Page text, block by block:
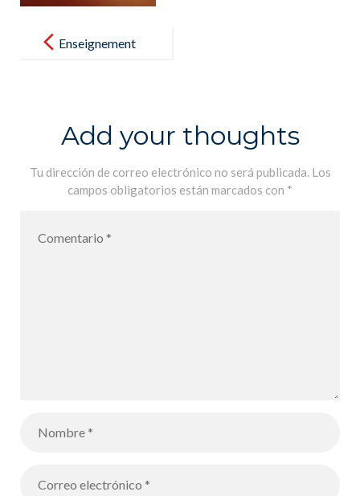
navigationEnseignement
Add your thoughts
Tu dirección de correo electrónico no será publicada. Los
campos obligatorios están marcados con *